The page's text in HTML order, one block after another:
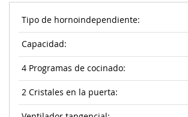
Tipo de hornoindependiente:
Capacidad:
4 Programas de cocinado:
2 Cristales en la puerta: